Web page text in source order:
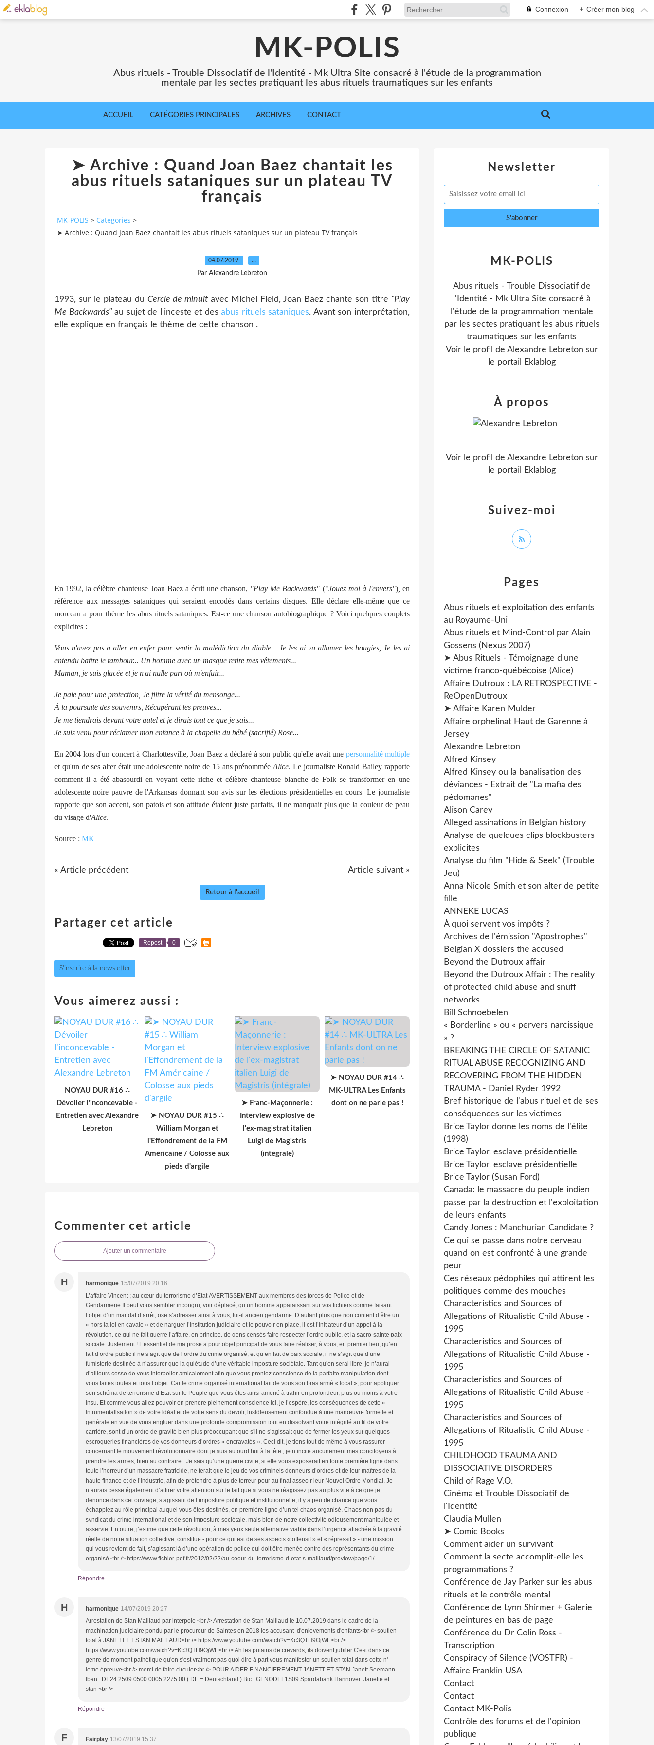
Connexion + Créer mon blog
MK-POLIS
Abus rituels - Trouble Dissociatif de l'Identité - Mk Ultra Site consacré à l'étude de la programmation
mentale par les sectes pratiquant les abus rituels traumatiques sur les enfants
ACCUEIL CATÉGORIES PRINCIPALES ARCHIVES CONTACT
➤ Archive : Quand Joan Baez chantait les
abus rituels sataniques sur un plateau TV
français
MK-POLIS > Categories >
➤ Archive : Quand Joan Baez chantait les abus rituels sataniques sur un plateau TV français
04.07.2019 …
Par Alexandre Lebreton
1993, sur le plateau du Cercle de minuitavec Michel Field, Joan Baez chante son titre "Play
Me Backwards"au sujet de l'inceste et desabus rituels sataniques. Avant son interprétation,
elle explique en français le thème de cette chanson .
En 1992, la célèbre chanteuse Joan Baez a écrit une chanson, "Play Me Backwards" ("Jouez moi à l'envers"),en
référence aux messages sataniques qui seraient encodés dans certains disques. Elle déclare elle-même que ce
morceau a pour thème les abus rituels sataniques. Est-ce une chanson autobiographique ? Voici quelques couplets
explicites :
Vous n'avez pas à aller en enfer pour sentir la malédiction du diable... Je les ai vu allumer les bougies, Je les ai
entendu battre le tambour... Un homme avec un masque retire mes vêtements...
Maman, je suis glacée et je n'ai nulle part où m'enfuir...
Je paie pour une protection, Je filtre la vérité du mensonge...
À la poursuite des souvenirs, Récupérant les preuves...
Je me tiendrais devant votre autel et je dirais tout ce que je sais...
Je suis venu pour réclamer mon enfance à la chapelle du bébé (sacrifié) Rose...
En 2004 lors d'un concert à Charlottesville, Joan Baez a déclaré à son public qu'elle avait une personnalité multiple
et qu'un de ses alter était une adolescente noire de 15 ans prénomméeAlice. Le journaliste Ronald Bailey rapporte
comment il a été abasourdi en voyant cette riche et célèbre chanteuse blanche de Folk se transformer en une
adolescente noire pauvre de l'Arkansas donnant son avis sur les élections présidentielles en cours. Le journaliste
rapporte que son accent, son patois et son attitude étaient juste parfaits, il ne manquait plus que la couleur de peau
du visage d'Alice.
Source : MK
« Article précédent Article suivant »
Retour à l'accueil
Partager cet article
Repost 0
S'inscrire à la newsletter
Vous aimerez aussi :
NOYAU DUR #16 ∴
Dévoiler l'inconcevable -
Entretien avec Alexandre
Lebreton
➤ NOYAU DUR #15 ∴
William Morgan et
l'Effondrement de la FM
Américaine / Colosse aux
pieds d'argile
➤ Franc-Maçonnerie :
Interview explosive de
l'ex-magistrat italien
Luigi de Magistris
(intégrale)
➤ NOYAU DUR #14 ∴
MK-ULTRA Les Enfants
dont on ne parle pas !
Commenter cet article
Ajouter un commentaire
H harmonique 15/07/2019 20:16
L’affaire Vincent ; au cœur du terrorisme d’Etat AVERTISSEMENT aux membres des forces de Police et de
Gendarmerie Il peut vous sembler incongru, voir déplacé, qu’un homme apparaissant sur vos fichiers comme faisant
l’objet d’un mandat d’arrêt, ose s’adresser ainsi à vous, fut-il ancien gendarme. D’autant plus que non content d’être un
« hors la loi en cavale » et de narguer l’institution judiciaire et le pouvoir en place, il est l’initiateur d’un appel à la
révolution, ce qui ne fait guerre l’affaire, en principe, de gens censés faire respecter l’ordre public, et la sacro-sainte paix
sociale. Justement ! L’essentiel de ma prose a pour objet principal de vous faire réaliser, à vous, en premier lieu, qu’en
fait d’ordre public il ne s’agit que de l’ordre du crime organisé, et qu’en fait de paix sociale, il ne s’agit que d’une
fumisterie destinée à n’assurer que la quiétude d’une véritable imposture sociétale. Tant qu’en serai libre, je n’aurai
d’ailleurs cesse de vous interpeller amicalement afin que vous preniez conscience de la parfaite manipulation dont
vous faites toutes et tous l’objet. Car le crime organisé international fait de vous son bras armé « local », pour appliquer
son schéma de terrorisme d’Etat sur le Peuple que vous êtes ainsi amené à trahir en profondeur, plus ou moins à votre
insu. Et comme vous allez pouvoir en prendre pleinement conscience ici, je l’espère, les conséquences de cette «
intrumentalisation » de votre idéal et de votre sens du devoir, insidieusement confondue à une manœuvre formelle et
générale en vue de vous engluer dans une profonde compromission tout en dissolvant votre intégrité au fil de votre
carrière, sont d’un ordre de gravité bien plus préoccupant que s’il ne s’agissait que de fermer les yeux sur quelques
escroqueries financières de vos donneurs d’ordres « encravatés ». Ceci dit, je tiens tout de même à vous rassurer
concernant le mouvement révolutionnaire dont je suis aujourd’hui à la tête ; je n’incite aucunement mes concitoyens à
prendre les armes, bien au contraire : Je sais qu’une guerre civile, si elle vous exposerait en toute première ligne dans
toute l’horreur d’un massacre fratricide, ne ferait que le jeu de vos criminels donneurs d’ordres et de leur maîtres de la
haute finance et de l’industrie, afin de prétendre à plus de terreur pour au final asseoir leur Nouvel Ordre Mondial. Je
n’aurais cesse également d’attirer votre attention sur le fait que si vous ne réagissez pas au plus vite à ce que je
dénonce dans cet ouvrage, s’agissant de l’imposture politique et institutionnelle, il y a peu de chance que vous
échappiez au rôle principal auquel vous êtes destinés, en première ligne d’un tel chaos organisé. Chaos non pas du
syndicat du crime international et de son imposture sociétale, mais bien de notre collectivité odieusement manipulée et
asservie. En outre, j’estime que cette révolution, à mes yeux seule alternative viable dans l’urgence attachée à la gravité
réelle de notre situation collective, constitue - pour ce qui est de ses aspects « offensif » et « répressif » - une mission
qui vous revient de fait, s’agissant là d’une opération de police qui doit être menée contre des représentants du crime
organisé <br /> https://www.fichier-pdf.fr/2012/02/22/au-coeur-du-terrorisme-d-etat-s-maillaud/preview/page/1/
Répondre
H harmonique 14/07/2019 20:27
Arrestation de Stan Maillaud par interpole <br /> Arrestation de Stan Maillaud le 10.07.2019 dans le cadre de la
machination judiciaire pondu par le procureur de Saintes en 2018 les accusant d'enlevements d'enfants<br /> soutien
total à JANETT ET STAN MAILLAUD<br /> https://www.youtube.com/watch?v=Kc3QTH9OjWE<br />
https://www.youtube.com/watch?v=Kc3QTH9OjWE<br /> Ah les putains de crevards, ils doivent jubiler C'est dans ce
genre de moment pathétique qu'on s'est vraiment pas quoi dire à part vous manifester un soutien total dans cette n'
ieme épreuve<br /> merci de faire circuler<br /> POUR AIDER FINANCIEREMENT JANETT ET STAN Janett Seemann -
Iban : DE24 2509 0500 0005 2275 00 ( DE = Deutschland ) Bic : GENODEF1S09 Spardabank Hannover Janette et
stan <br />
Répondre
F Fairplay 13/07/2019 15:37
Newsletter
Pages
Abus rituels et exploitation des enfants
au Royaume-Uni
Abus rituels et Mind-Control par Alain
Gossens (Nexus 2007)
➤ Abus Rituels - Témoignage d'une
victime franco-québécoise (Alice)
Affaire Dutroux : LA RETROSPECTIVE -
ReOpenDutroux
➤ Affaire Karen Mulder
Affaire orphelinat Haut de Garenne à
Jersey
Alexandre Lebreton
Alfred Kinsey
Alfred Kinsey ou la banalisation des
déviances - Extrait de "La mafia des
pédomanes"
Alison Carey
Alleged assinations in Belgian history
Analyse de quelques clips blockbusters
explicites
Analyse du film "Hide & Seek" (Trouble
Jeu)
Anna Nicole Smith et son alter de petite
fille
ANNEKE LUCAS
À quoi servent vos impôts ?
Archives de l'émission "Apostrophes"
Belgian X dossiers the accused
Beyond the Dutroux affair
Beyond the Dutroux Affair : The reality
of protected child abuse and snuff
networks
Bill Schnoebelen
« Borderline » ou « pervers narcissique
» ?
BREAKING THE CIRCLE OF SATANIC
RITUAL ABUSE RECOGNIZING AND
RECOVERING FROM THE HIDDEN
TRAUMA - Daniel Ryder 1992
Bref historique de l'abus rituel et de ses
conséquences sur les victimes
Brice Taylor donne les noms de l'élite
(1998)
Brice Taylor, esclave présidentielle
Brice Taylor, esclave présidentielle
Brice Taylor (Susan Ford)
Canada: le massacre du peuple indien
passe par la destruction et l'exploitation
de leurs enfants
Candy Jones : Manchurian Candidate ?
Ce qui se passe dans notre cerveau
quand on est confronté à une grande
peur
Ces réseaux pédophiles qui attirent les
politiques comme des mouches
Characteristics and Sources of
Allegations of Ritualistic Child Abuse -
1995
Characteristics and Sources of
Allegations of Ritualistic Child Abuse -
1995
Characteristics and Sources of
Allegations of Ritualistic Child Abuse -
1995
Characteristics and Sources of
Allegations of Ritualistic Child Abuse -
1995
CHILDHOOD TRAUMA AND
DISSOCIATIVE DISORDERS
Child of Rage V.O.
Cinéma et Trouble Dissociatif de
l'Identité
Claudia Mullen
➤ Comic Books
Comment aider un survivant
Comment la secte accomplit-elle les
programmations ?
Conférence de Jay Parker sur les abus
rituels et le contrôle mental
Conférence de Lynn Shirmer + Galerie
de peintures en bas de page
Conférence du Dr Colin Ross -
Transcription
Conspiracy of Silence (VOSTFR) -
Affaire Franklin USA
Contact
Contact
Contact MK-Polis
Contrôle des forums et de l'opinion
publique
MK-POLIS
Abus rituels - Trouble Dissociatif de
l'Identité - Mk Ultra Site consacré à
l'étude de la programmation mentale
par les sectes pratiquant les abus rituels
traumatiques sur les enfants
Voir le profil de Alexandre Lebreton sur
le portail Eklablog
Suivez-moi
À propos
Voir le profil de Alexandre Lebreton sur
le portail Eklablog